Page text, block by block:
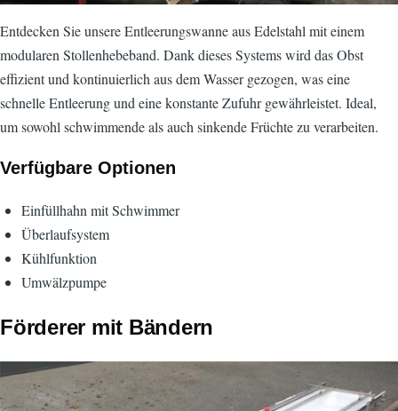
Entdecken Sie unsere Entleerungswanne aus Edelstahl mit einem
modularen Stollenhebeband. Dank dieses Systems wird das Obst
effizient und kontinuierlich aus dem Wasser gezogen, was eine
schnelle Entleerung und eine konstante Zufuhr gewährleistet. Ideal,
um sowohl schwimmende als auch sinkende Früchte zu verarbeiten.
Verfügbare Optionen
Einfüllhahn mit Schwimmer
Überlaufsystem
Kühlfunktion
Umwälzpumpe
Förderer mit Bändern
Bild